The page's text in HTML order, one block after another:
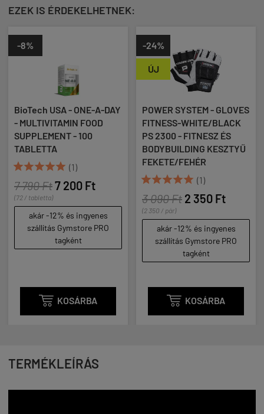
EZEK IS ÉRDEKELHETNEK:
A-DAY
FOOD
- 100
Ft
ingyenes
PRO
POWER SYSTEM - GLOVES
FITNESS-WHITE/BLACK
PS 2300 - FITNESZ ÉS
BODYBUILDING KESZTYŰ
FEKETE/FEHÉR

2 350 Ft
akár -12% és ingyenes
szállítás Gymstore PRO

EVERBUILD
CRYO BEEF
MG -
KOMPLEX - 300
KAPSZULA
8 590 Ft
szállítás

TERMÉKLEÍRÁS